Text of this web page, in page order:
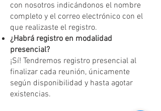
con nosotros indicándonos el nombre
completo y el correo electrónico con el
que realizaste el registro.
¿Habrá registro en modalidad
presencial?
¡Sí! Tendremos registro presencial al
finalizar cada reunión, únicamente
según disponibilidad y hasta agotar
existencias.